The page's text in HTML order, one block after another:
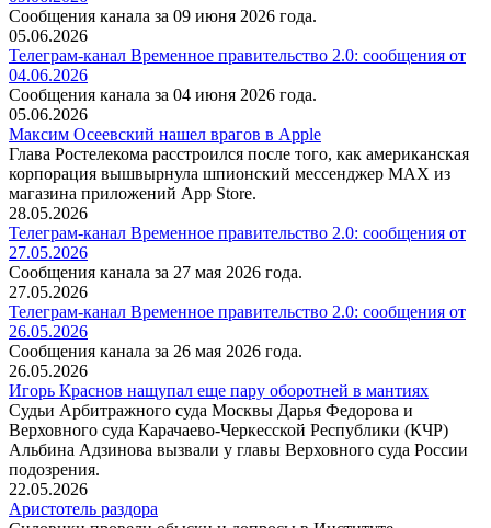
Сообщения канала за 09 июня 2026 года.
05.06.2026
Телеграм-канал Временное правительство 2.0: сообщения от
04.06.2026
Сообщения канала за 04 июня 2026 года.
05.06.2026
Максим Осеевский нашел врагов в Apple
Глава Ростелекома расстроился после того, как американская
корпорация вышвырнула шпионский мессенджер MAX из
магазина приложений App Store.
28.05.2026
Телеграм-канал Временное правительство 2.0: сообщения от
27.05.2026
Сообщения канала за 27 мая 2026 года.
27.05.2026
Телеграм-канал Временное правительство 2.0: сообщения от
26.05.2026
Сообщения канала за 26 мая 2026 года.
26.05.2026
Игорь Краснов нащупал еще пару оборотней в мантиях
Судьи Арбитражного суда Москвы Дарья Федорова и
Верховного суда Карачаево-Черкесской Республики (КЧР)
Альбина Адзинова вызвали у главы Верховного суда России
подозрения.
22.05.2026
Аристотель раздора